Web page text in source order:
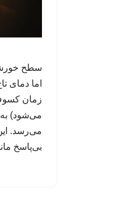
اما دمای
زمان
بی‌پاسخ